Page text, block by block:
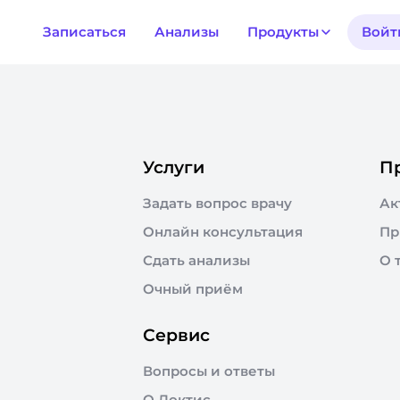
Записаться Анализы Продукты
Услуги
Задать вопрос врачу
Онлайн консультация
Сдать анализы
Очный приём
О
Сервис
Вопросы и ответы